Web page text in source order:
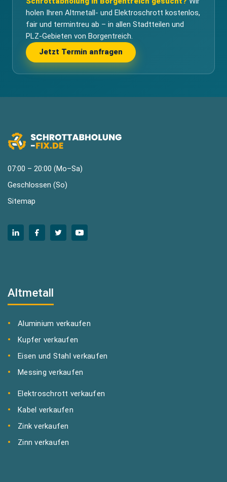
holen Ihren Altmetall- und Elektroschrott kostenlos,
fair und termintreu ab – in allen Stadtteilen und
PLZ-Gebieten von Borgentreich.
Jetzt Termin anfragen
07:00 – 20:00 (Mo–Sa)
Geschlossen (So)
Sitemap
Altmetall
Aluminium verkaufen
Kupfer verkaufen
Eisen und Stahl verkaufen
Messing verkaufen
Elektroschrott verkaufen
Kabel verkaufen
Zink verkaufen
Zinn verkaufen